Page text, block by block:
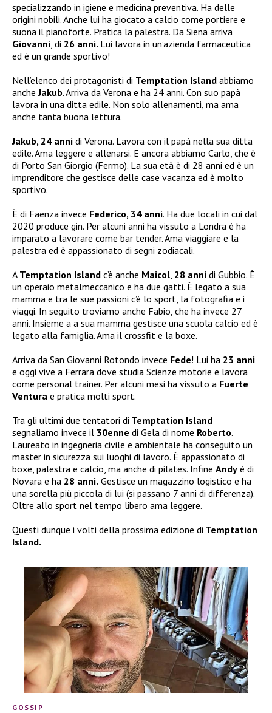
specializzando in igiene e medicina preventiva. Ha delle
origini nobili. Anche lui ha giocato a calcio come portiere e
suona il pianoforte. Pratica la palestra. Da Siena arriva
Giovanni, di 26 anni. Lui lavora in un’azienda farmaceutica
ed è un grande sportivo!
Nell’elenco dei protagonisti di Temptation Island abbiamo
ancheJakub. Arriva da Verona e ha 24 anni. Con suo papà
lavora in una ditta edile. Non solo allenamenti, ma ama
anche tanta buona lettura.
Jakub, 24 anni di Verona. Lavora con il papà nella sua ditta
edile. Ama leggere e allenarsi. E ancora abbiamo Carlo, che è
di Porto San Giorgio (Fermo). La sua età è di 28 anni ed è un
imprenditore che gestisce delle case vacanza ed è molto
sportivo.
È di Faenza invece Federico, 34 anni. Ha due locali in cui dal
2020 produce gin. Per alcuni anni ha vissuto a Londra è ha
imparato a lavorare come bar tender. Ama viaggiare e la
palestra ed è appassionato di segni zodiacali.
A Temptation Island c’è anche Maicol, 28 anni di Gubbio. È
un operaio metalmeccanico e ha due gatti. È legato a sua
mamma e tra le sue passioni c’è lo sport, la fotografia e i
viaggi. In seguito troviamo anche Fabio, che ha invece 27
anni. Insieme a a sua mamma gestisce una scuola calcio ed è
legato alla famiglia. Ama il crossfit e la boxe.
Arriva da San Giovanni Rotondo invece Fede! Lui ha 23 anni
e oggi vive a Ferrara dove studia Scienze motorie e lavora
come personal trainer. Per alcuni mesi ha vissuto a Fuerte
Ventura e pratica molti sport.
Tra gli ultimi due tentatori di Temptation Island
segnaliamo invece il 30enne di Gela di nome Roberto.
Laureato in ingegneria civile e ambientale ha conseguito un
master in sicurezza sui luoghi di lavoro. È appassionato di
boxe, palestra e calcio, ma anche di pilates. Infine Andy è di
Novara e ha 28 anni. Gestisce un magazzino logistico e ha
una sorella più piccola di lui (si passano 7 anni di differenza).
Oltre allo sport nel tempo libero ama leggere.
Questi dunque i volti della prossima edizione di Temptation
Island.
GOSSIP